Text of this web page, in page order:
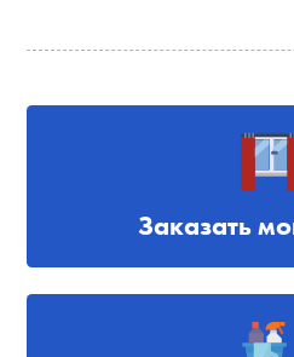
Заказать